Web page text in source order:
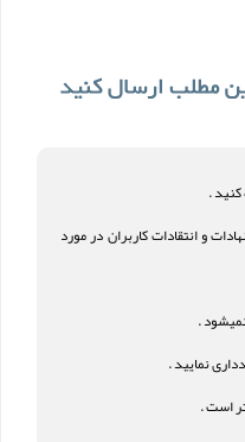
.
و انتقادات کاربران در مورد
.
نمایید .